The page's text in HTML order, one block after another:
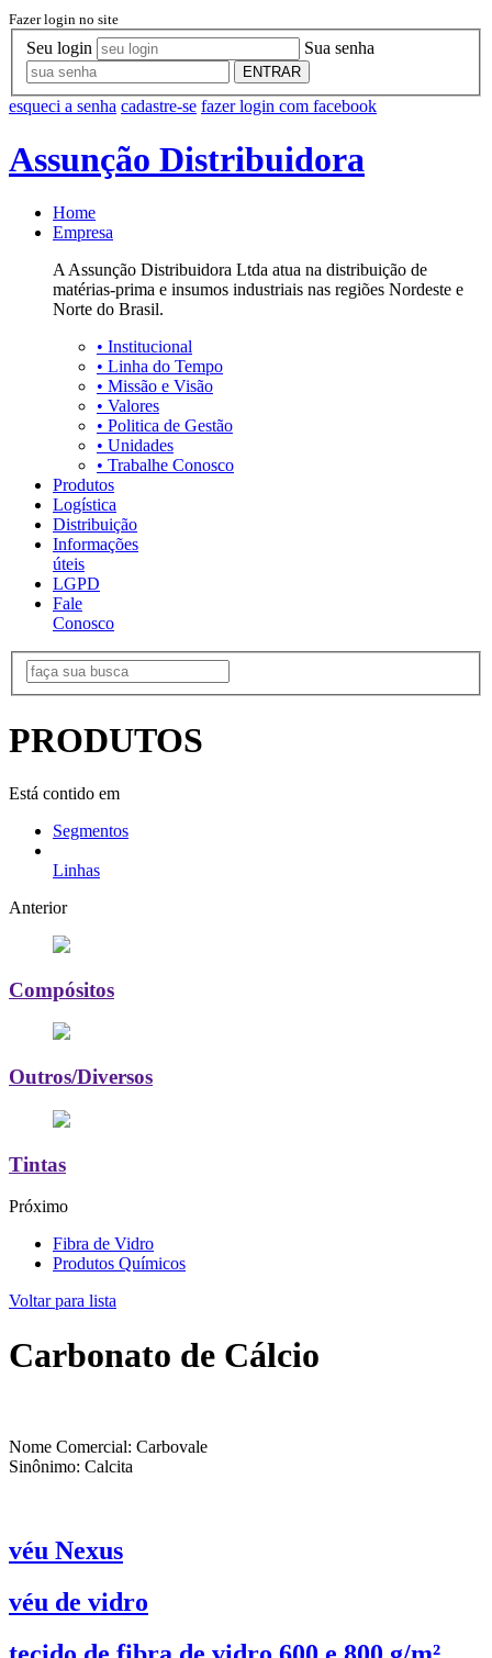
Fazer login no site
Seu login Sua senha
ENTRAR
esqueci a senha cadastre-se fazer login com facebook
Assunção Distribuidora
Home
Empresa
A Assunção Distribuidora Ltda atua na distribuição de
matérias-prima e insumos industriais nas regiões Nordeste e
Norte do Brasil.
• Institucional
• Linha do Tempo
• Missão e Visão
• Valores
• Politica de Gestão
• Unidades
• Trabalhe Conosco
Produtos
Logística
Distribuição
Informações
úteis
LGPD
Fale
Conosco
PRODUTOS
Está contido em
Segmentos
Linhas
Anterior
Compósitos
Outros/Diversos
Tintas
Próximo
Fibra de Vidro
Produtos Químicos
Voltar para lista
Carbonato de Cálcio
Nome Comercial: Carbovale
Sinônimo: Calcita
véu Nexus
véu de vidro